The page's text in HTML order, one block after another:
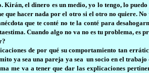
Kirán, el dinero es un medio, yo lo tengo, lo
que hacer nada por el otro si el otro no quiere.
que te conté no te la conté para
Cuando algo no va no es tu problema,
de por qué su comportamiento tan
ya sea una pareja ya sea un socio en el
me va a tener que dar las explicaciones